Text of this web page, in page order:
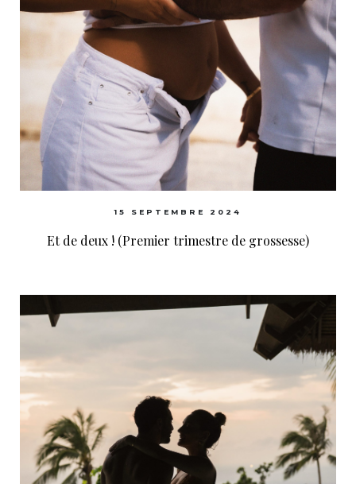
15 SEPTEMBRE 2024
Et de deux ! (Premier trimestre de grossesse)